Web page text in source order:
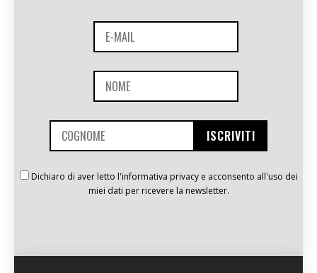
Dichiaro di aver letto l'informativa privacy e acconsento all'uso dei
miei dati per ricevere la newsletter.